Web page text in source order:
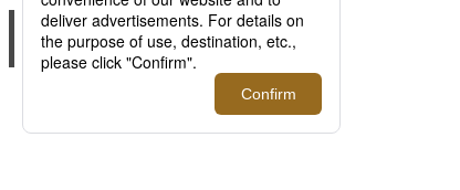
カジュアルタイドアップで今らし
いトラッド感を楽しむ